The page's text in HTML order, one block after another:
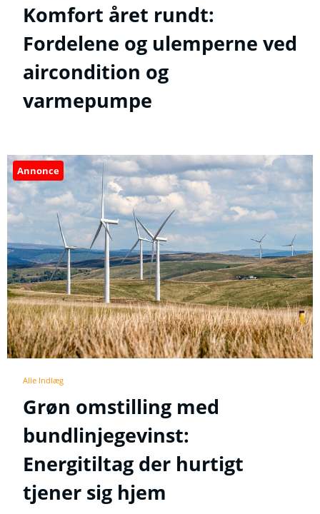
Komfort året rundt:
Fordelene og ulemperne ved
aircondition og
varmepumpe
Annonce
Alle Indlæg
Grøn omstilling med
bundlinjegevinst:
Energitiltag der hurtigt
tjener sig hjem